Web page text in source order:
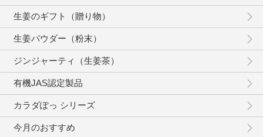
生姜のギフト（贈り物）
生姜パウダー（粉末）
ジンジャーティ（生姜茶）
有機JAS認定製品
カラダぽっ シリーズ
今月のおすすめ